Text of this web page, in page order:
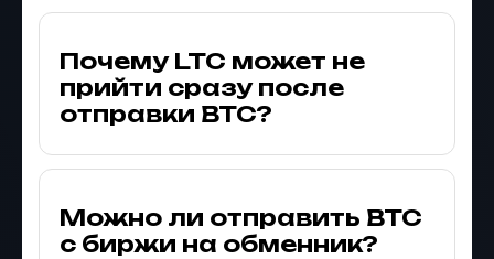
Почему LTC может не
прийти сразу после
отправки BTC?
Можно ли отправить BTC
с биржи на обменник?